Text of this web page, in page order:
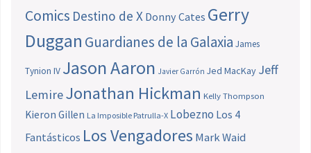
Comics Destino de X Donny Cates Gerry
Duggan Guardianes de la Galaxia James
Tynion IV Jason Aaron Javier Garrón Jed MacKay Jeff
LemireJonathan Hickman Kelly Thompson
Kieron Gillen La Imposible Patrulla-X Lobezno Los 4
Fantásticos Los Vengadores Mark Waid